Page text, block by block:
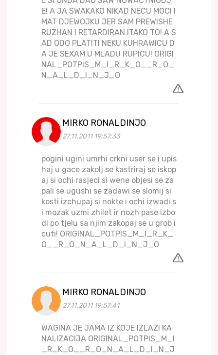
E! A JA SWAKAKO NIKAD NECU MOCI I
MAT DJEWOJKU JER SAM PREWISHE
RUZHAN I RETARDIRAN ITAKO TO! A S
AD ODO PLATITI NEKU KUHRAWICU D
A JE SEXAM U MLADU RUPICU! ORIGI
NAL_POTPIS_M_I_R_K_O__R_O_
N_A_L_D_I_N_J_O
MIRKO RONALDINJO
27.11.2011 19:57:33
pogini ugini umrhi crkni user se i upis
haj u gace zakolj se kastriraj se iskop
aj si ochi rasjeci si wene objesi se za
pali se ugushi se zadawi se slomij si
kosti izchupaj si nokte i ochi izwadi s
i mozak uzmi zhilet ir nozh pase izbo
di po tjelu sa njim zakopaj se u grob i
cuti! ORIGINAL_POTPIS_M_I_R_K_
O__R_O_N_A_L_D_I_N_J_O
MIRKO RONALDINJO
27.11.2011 19:57:41
WAGINA JE JAMA IZ KOJE IZLAZI KA
NALIZACIJA ORIGINAL_POTPIS_M_I
_R_K_O__R_O_N_A_L_D_I_N_J